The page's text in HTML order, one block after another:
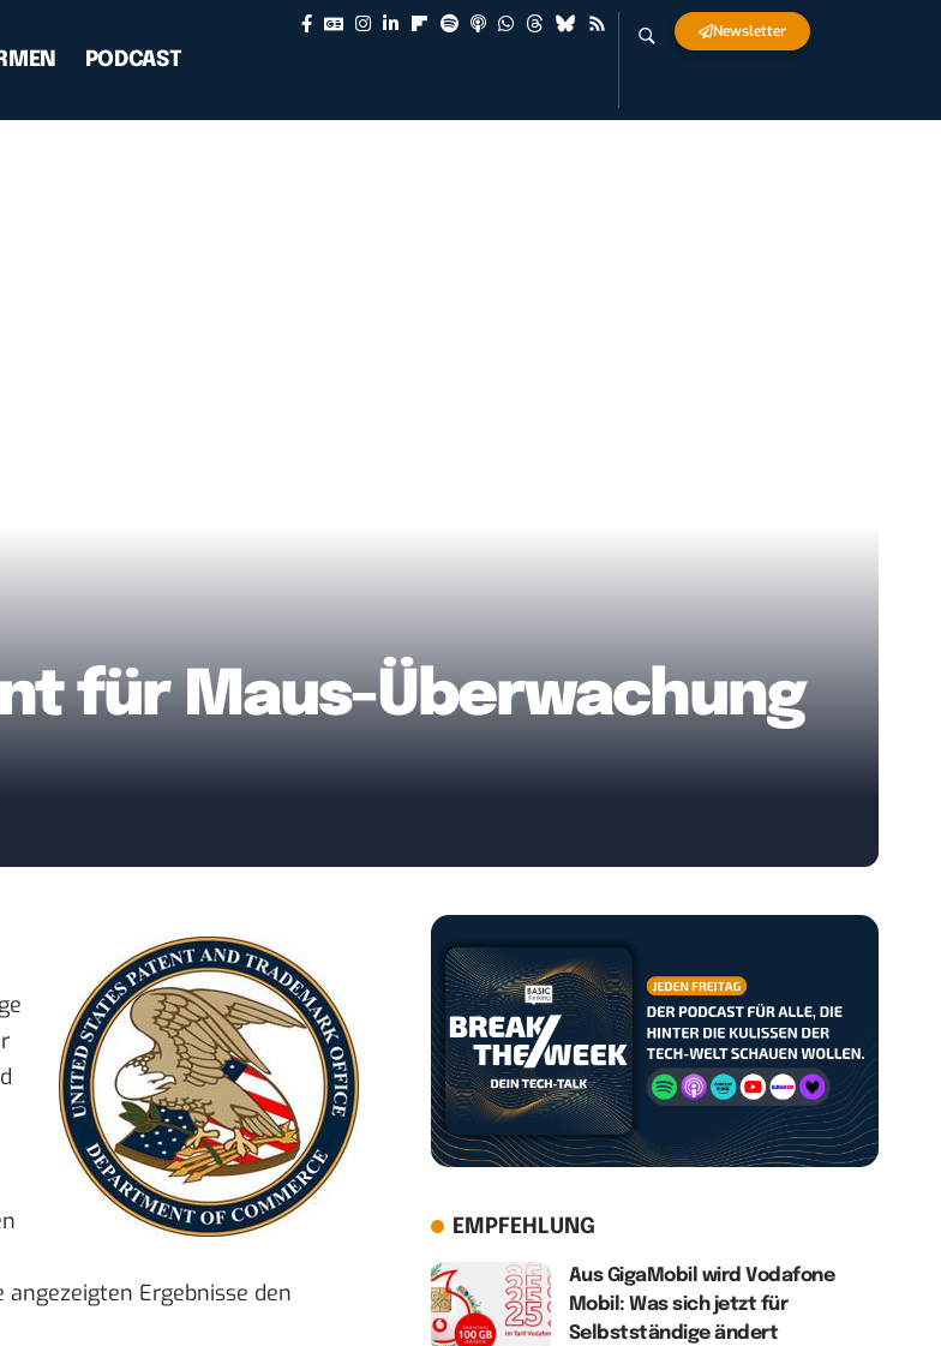
PODCAST
Newsletter
für Maus-Überwachung
Ergebnisse den
EMPFEHLUNG
Aus GigaMobil wird Vodafone
Mobil: Was sich jetzt für
Selbstständige ändert